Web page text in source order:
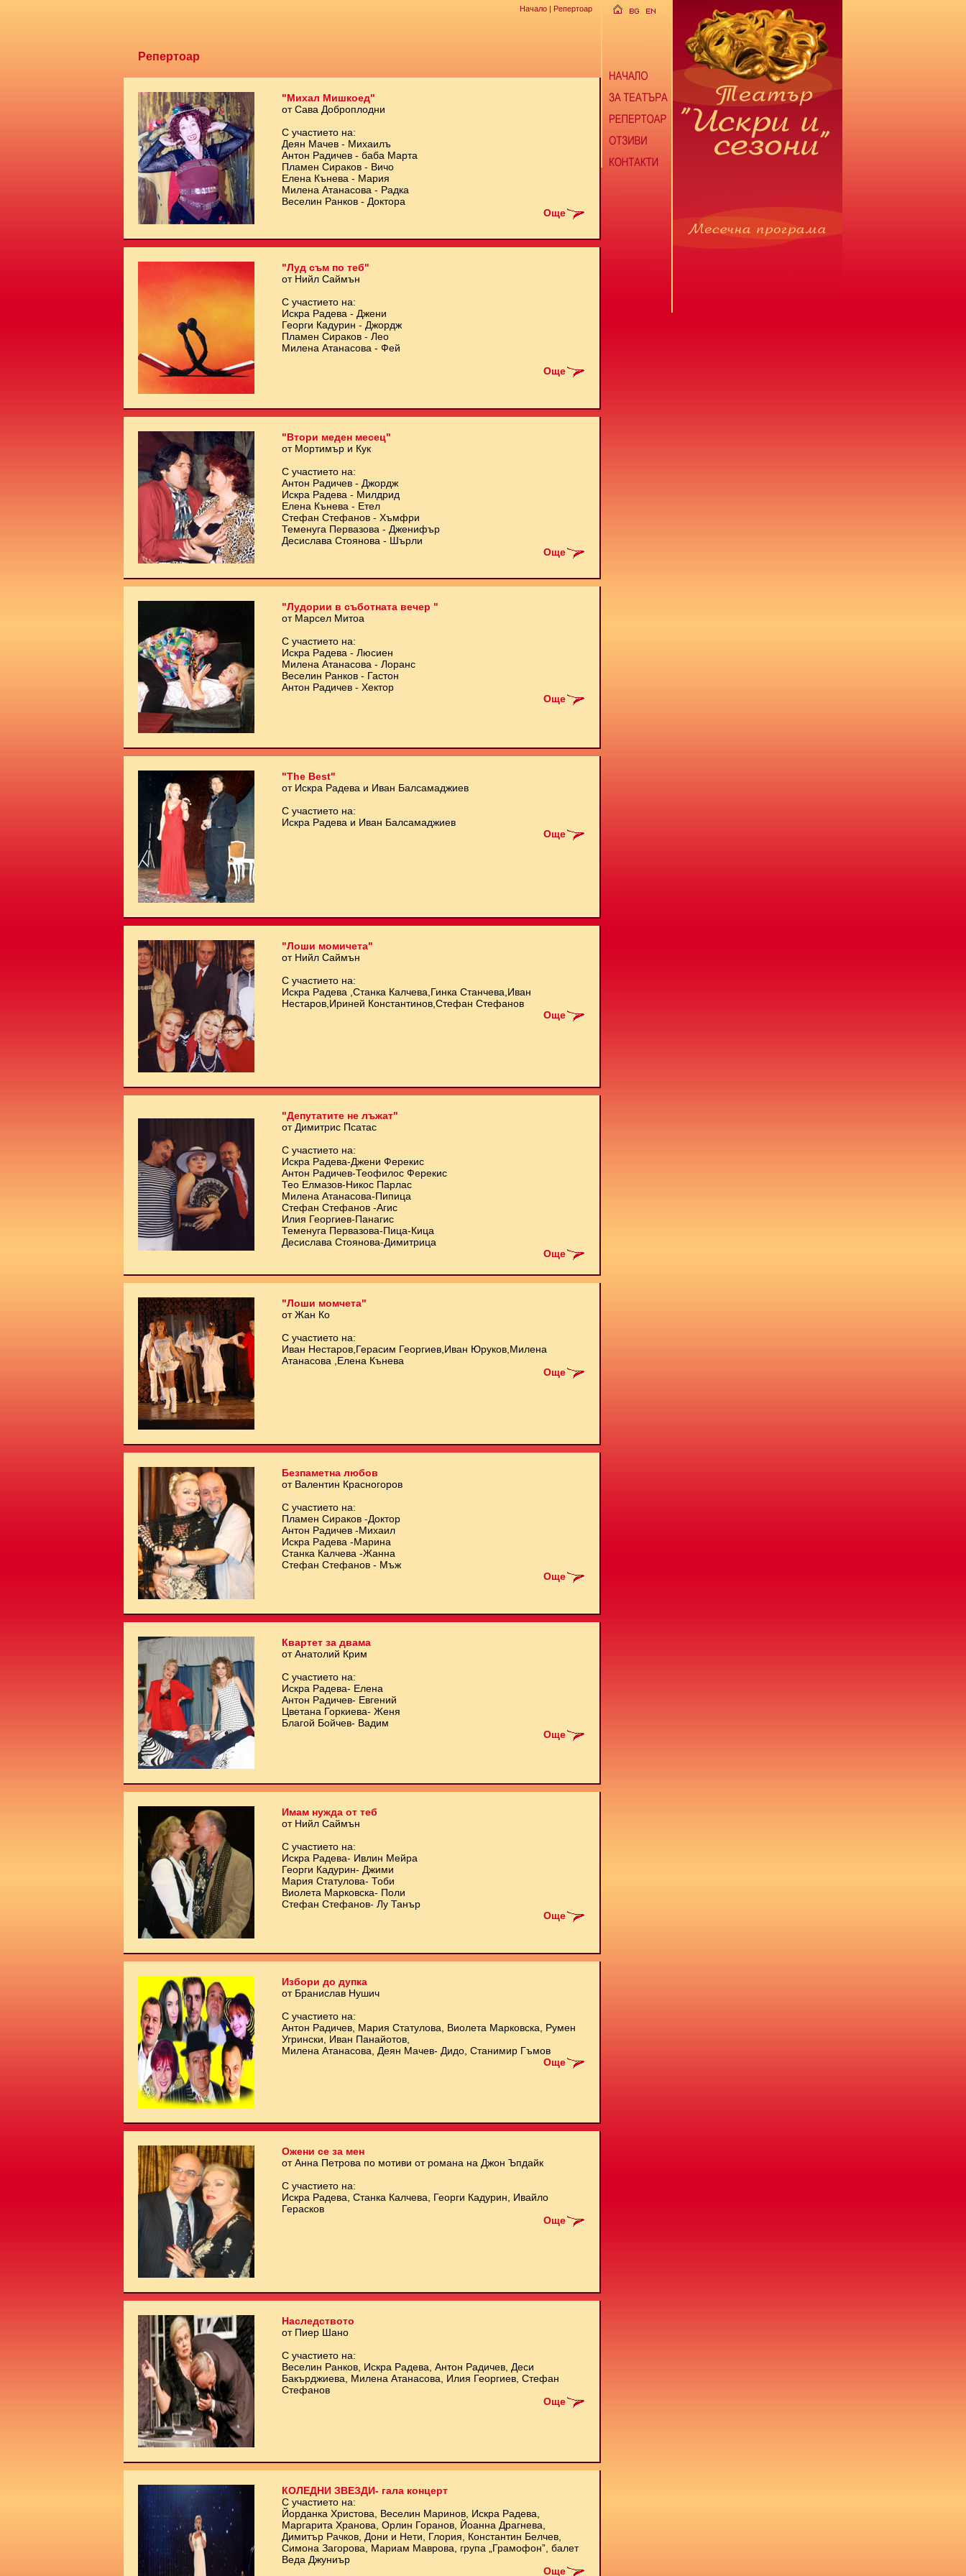
Начало | Репертоар
Репертоар
"Михал Мишкоед"
от Сава Доброплодни
С участието на:
Деян Мачев - Михаилъ
Антон Радичев - баба Марта
Пламен Сираков - Вичо
Елена Кънева - Мария
Милена Атанасова - Радка
Веселин Ранков - Доктора
Още
"Луд съм по теб"
от Нийл Саймън
С участието на:
Искра Радева - Джени
Георги Кадурин - Джордж
Пламен Сираков - Лео
Милена Атанасова - Фей
Още
"Втори меден месец"
от Мортимър и Кук
С участието на:
Антон Радичев - Джордж
Искра Радева - Милдрид
Елена Кънева - Етел
Стефан Стефанов - Хъмфри
Теменуга Первазова - Дженифър
Десислава Стоянова - Шърли
Още
"Лудории в съботната вечер "
от Марсел Митоа
С участието на:
Искра Радева - Люсиен
Милена Атанасова - Лоранс
Веселин Ранков - Гастон
Антон Радичев - Хектор
Още
"The Best"
от Искра Радева и Иван Балсамаджиев
С участието на:
Искра Радева и Иван Балсамаджиев
Още
"Лоши момичета"
от Нийл Саймън
С участието на:
Искра Радева ,Станка Калчева,Гинка Станчева,Иван
Нестаров,Ириней Константинов,Стефан Стефанов
Още
"Депутатите не лъжат"
от Димитрис Псатас
С участието на:
Искра Радева-Джени Ферекис
Антон Радичев-Теофилос Ферекис
Тео Елмазов-Никос Парлас
Милена Атанасова-Пипица
Стефан Стефанов -Агис
Илия Георгиев-Панагис
Теменуга Первазова-Пица-Кица
Десислава Стоянова-Димитрица
Още
"Лоши момчета"
от Жан Ко
С участието на:
Иван Нестаров,Герасим Георгиев,Иван Юруков,Милена
Атанасова ,Елена Кънева
Още
Безпаметна любов
от Валентин Красногоров
С участието на:
Пламен Сираков -Доктор
Антон Радичев -Михаил
Искра Радева -Марина
Станка Калчева -Жанна
Стефан Стефанов - Мъж
Още
Квартет за двама
от Анатолий Крим
С участието на:
Искра Радева- Елена
Антон Радичев- Евгений
Цветана Горкиева- Женя
Благой Бойчев- Вадим
Още
Имам нужда от теб
от Нийл Саймън
С участието на:
Искра Радева- Ивлин Мейра
Георги Кадурин- Джими
Мария Статулова- Тоби
Виолета Марковска- Поли
Стефан Стефанов- Лу Танър
Още
Избори до дупка
от Бранислав Нушич
С участието на:
Антон Радичев, Мария Статулова, Виолета Марковска, Румен
Угрински, Иван Панайотов,
Милена Атанасова, Деян Мачев- Дидо, Станимир Гъмов
Още
Ожени се за мен
от Анна Петрова по мотиви от романа на Джон Ъпдайк
С участието на:
Искра Радева, Станка Калчева, Георги Кадурин, Ивайло
Герасков
Още
Наследството
от Пиер Шано
С участието на:
Веселин Ранков, Искра Радева, Антон Радичев, Деси
Бакърджиева, Милена Атанасова, Илия Георгиев, Стефан
Стефанов
Още
КОЛЕДНИ ЗВЕЗДИ- гала концерт
С участието на:
Йорданка Христова, Веселин Маринов, Искра Радева,
Маргарита Хранова, Орлин Горанов, Йоанна Драгнева,
Димитър Рачков, Дони и Нети, Глория, Константин Белчев,
Симона Загорова, Мариам Маврова, група „Грамофон”, балет
Веда Джуниър
Още